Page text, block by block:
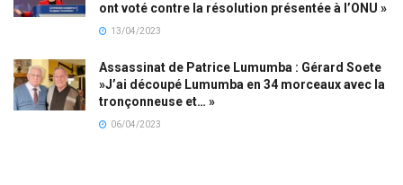
ont voté contre la résolution présentée à l’ONU »
13/04/2023
Assassinat de Patrice Lumumba : Gérard Soete
»J’ai découpé Lumumba en 34 morceaux avec la
tronçonneuse et… »
06/04/2023